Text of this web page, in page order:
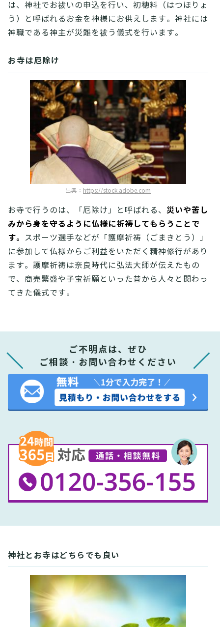
は、神社でお祓いの申込を行い、初穂料（はつほりょ
う）と呼ばれるお金を神様にお供えします。神社には
神職である神主が災難を祓う儀式を行います。
お寺は厄除け
出典： https://stock.adobe.com
お寺で行うのは、「厄除け」と呼ばれる、 災いや苦し
みから身を守るように仏様に祈祷してもらうことで
す。
スポーツ選手などが「護摩祈祷（ごまきとう）」
に参加して仏様からご利益をいただく精神修行があり
ます。護摩祈祷は奈良時代に弘法大師が伝えたもの
で、商売繁盛や子宝祈願といった昔から人々と関わっ
てきた儀式です。
ご不明点は、ぜひ
ご相談・お問い合わせください
神社とお寺はどちらでも良い